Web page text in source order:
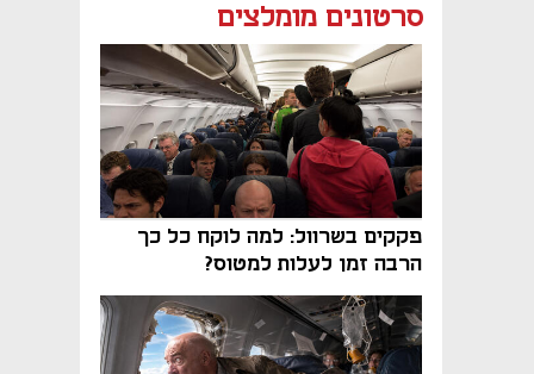
סרטונים מומלצים
פקקים בשרוול: למה לוקח כל כך
הרבה זמן לעלות למטוס?